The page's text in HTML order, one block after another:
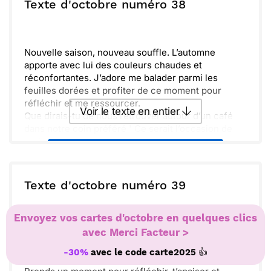
bientôt pour de nouvelles aventures en plein air !
Copier Recevoir par mail
Texte d'octobre numéro 38
Nouvelle saison, nouveau souffle. L’automne
apporte avec lui des couleurs chaudes et
réconfortantes. J’adore me balader parmi les
feuilles dorées et profiter de ce moment pour
réfléchir et me ressourcer.
Que dirais-tu de nous retrouver autour d’un café
partager des nouvelles et de profiter de la chaleur
Bientôt, les jours deviendront plus courts, mais je
suis sûr que nous saurons rendre chaque moment
lumineux. Prenons le temps de savourer cette belle
saison et d’en faire des souvenirs précieux.
Voir le texte en entier
ou : Copier Recevoir par mail
Texte d'octobre numéro 39
Magie de l’automne, les feuilles dansent dans le
vent. Profite de chaque instant et savoure les
petites choses.
Envoyez vos cartes d'octobre en quelques clics
avec Merci Facteur >
-30% avec le code carte2025 👍